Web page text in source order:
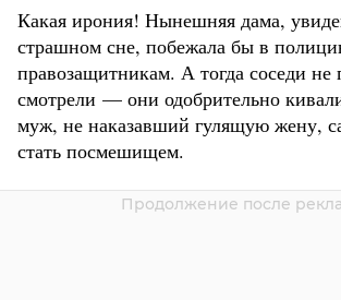
Какая ирония! Нынешняя дама,
страшном сне, побежала бы в
правозащитникам. А тогда соседи не
смотрели — они одобрительно
муж, не наказавший гулящую жену,
стать посмешищем.